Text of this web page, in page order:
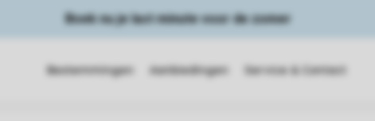
Boek nu je last minute voor de zomer
Bestemmingen Aanbiedingen Service & Contact